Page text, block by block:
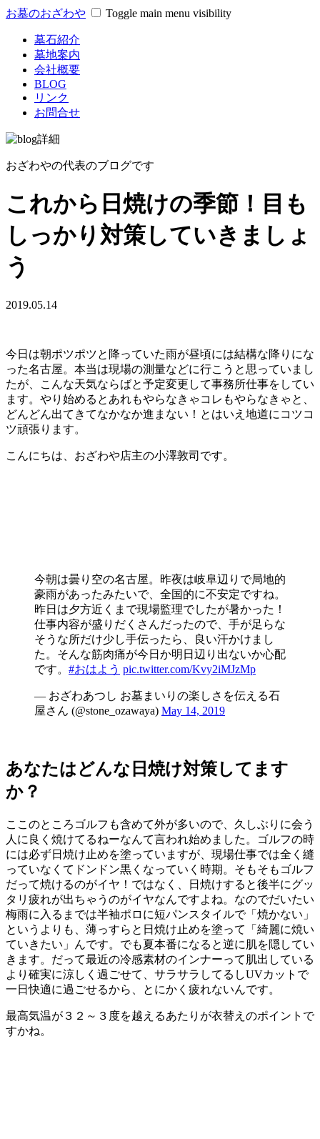
お墓のおざわや Toggle main menu visibility
墓石紹介
墓地案内
会社概要
BLOG
リンク
お問合せ
おざわやの代表のブログです
これから日焼けの季節！目も
しっかり対策していきましょ
う
2019.05.14
今日は朝ポツポツと降っていた雨が昼頃には結構な降りにな
った名古屋。本当は現場の測量などに行こうと思っていまし
たが、こんな天気ならばと予定変更して事務所仕事をしてい
ます。やり始めるとあれもやらなきゃコレもやらなきゃと、
どんどん出てきてなかなか進まない！とはいえ地道にコツコ
ツ頑張ります。
こんにちは、おざわや店主の小澤敦司です。
今朝は曇り空の名古屋。昨夜は岐阜辺りで局地的
豪雨があったみたいで、全国的に不安定ですね。
昨日は夕方近くまで現場監理でしたが暑かった！
仕事内容が盛りだくさんだったので、手が足らな
そうな所だけ少し手伝ったら、良い汗かけまし
た。そんな筋肉痛が今日か明日辺り出ないか心配
です。 #おはよう pic.twitter.com/Kvy2iMJzMp
— おざわあつし お墓まいりの楽しさを伝える石
屋さん (@stone_ozawaya) May 14, 2019
あなたはどんな日焼け対策してます
か？
ここのところゴルフも含めて外が多いので、久しぶりに会う
人に良く焼けてるねーなんて言われ始めました。ゴルフの時
には必ず日焼け止めを塗っていますが、現場仕事では全く縫
っていなくてドンドン黒くなっていく時期。そもそもゴルフ
だって焼けるのがイヤ！ではなく、日焼けすると後半にグッ
タリ疲れが出ちゃうのがイヤなんですよね。なのでだいたい
梅雨に入るまでは半袖ポロに短パンスタイルで「焼かない」
というよりも、薄っすらと日焼け止めを塗って「綺麗に焼い
ていきたい」んです。でも夏本番になると逆に肌を隠してい
きます。だって最近の冷感素材のインナーって肌出している
より確実に涼しく過ごせて、サラサラしてるしUVカットで
一日快適に過ごせるから、とにかく疲れないんです。
最高気温が３２～３度を越えるあたりが衣替えのポイントで
すかね。